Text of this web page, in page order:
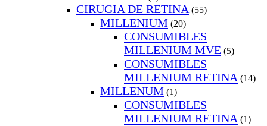
CIRUGIA DE RETINA (55)
MILLENIUM (20)
CONSUMIBLES
MILLENIUM MVE (5)
CONSUMIBLES
MILLENIUM RETINA (14)
MILLENUM (1)
CONSUMIBLES
MILLENIUM RETINA (1)